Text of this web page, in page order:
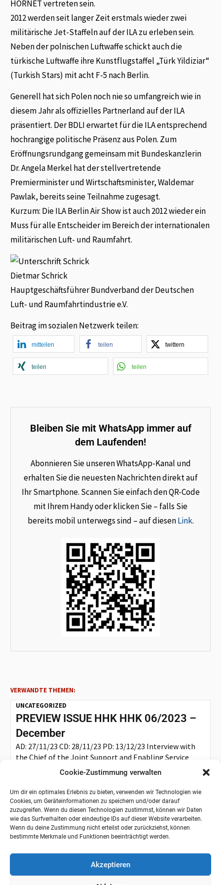
Cookie-Zustimmung verwalten
Um dir ein optimales Erlebnis zu bieten, verwenden wir Technologien wie
Cookies, um Geräteinformationen zu speichern und/oder darauf
zuzugreifen. Wenn du diesen Technologien zustimmst, können wir Daten
wie das Surfverhalten oder eindeutige IDs auf dieser Website verarbeiten.
Wenn du deine Zustimmung nicht erteilst oder zurückziehst, können
bestimmte Merkmale und Funktionen beeinträchtigt werden.
Akzeptieren
HORNET vertreten sein.
2012 werden seit langer Zeit erstmals wieder zwei
militärische Jet-Staffeln auf der ILA zu erleben sein.
Neben der polnischen Luftwaffe schickt auch die
türkische Luftwaffe ihre Kunstflugstaffel „Türk Yildiziar“
(Turkish Stars) mit acht F-5 nach Berlin.
Generell hat sich Polen noch nie so umfangreich wie in
diesem Jahr als offizielles Partnerland auf der ILA
präsentiert. Der BDLI erwartet für die ILA entsprechend
hochrangige politische Präsenz aus Polen. Zum
Eröffnungsrundgang gemeinsam mit Bundeskanzlerin
Dr. Angela Merkel hat der stellvertretende
Premierminister und Wirtschaftsminister, Waldemar
Pawlak, bereits seine Teilnahme zugesagt.
Kurzum: Die ILA Berlin Air Show ist auch 2012 wieder ein
Muss für alle Entscheider im Bereich der internationalen
militärischen Luft- und Raumfahrt.
Dietmar Schrick
Hauptgeschäftsführer Bundverband der Deutschen
Luft- und Raumfahrtindustrie e.V.
Beitrag im sozialen Netzwerk teilen:
mitteilen teilen twittern
teilen teilen
Bleiben Sie mit WhatsApp immer auf
dem Laufenden!
Abonnieren Sie unseren WhatsApp-Kanal und
erhalten Sie die neuesten Nachrichten direkt auf
Ihr Smartphone. Scannen Sie einfach den QR-Code
mit Ihrem Handy oder klicken Sie – falls Sie
bereits mobil unterwegs sind – auf diesenLink.
VERWANDTE THEMEN:
UNCATEGORIZED
PREVIEW ISSUE HHK HHK 06/2023 –
December
AD: 27/11/23 CD: 28/11/23 PD: 13/12/23 Interview with
the Chief of the Joint Support and Enabling Service
Lieutenant General...
UNCATEGORIZED
PREVIEW ISSUE HHK 05/2023 –
October_
AD: 04/10/23 CD: 06/10/23 PD: 25/10/23 Interview with